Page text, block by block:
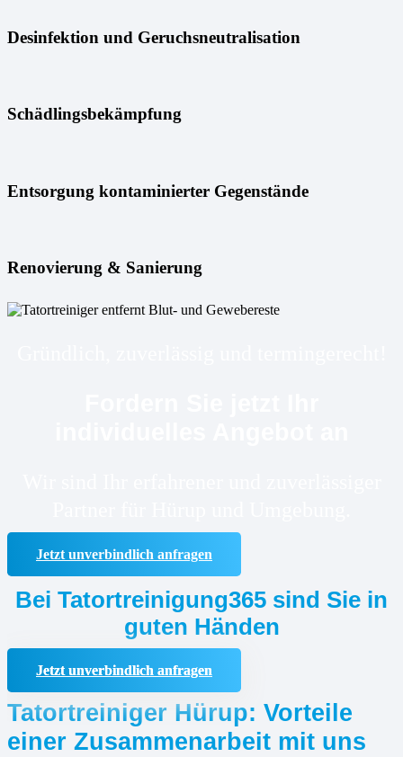
Desinfektion und Geruchsneutralisation
Schädlingsbekämpfung
Entsorgung kontaminierter Gegenstände
Renovierung & Sanierung
Jetzt unverbindlich anfragen
Bei Tatortreinigung365 sind Sie in
guten Händen
Jetzt unverbindlich anfragen
Tatortreiniger Hürup: Vorteile
einer Zusammenarbeit mit uns